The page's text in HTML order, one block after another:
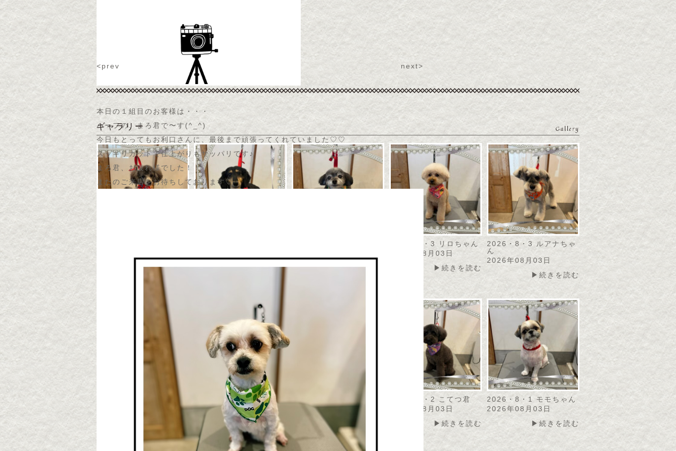
本日の１組目のお客様は・・・
ハーフの、まろ君で〜す(^_^)
今日もとってもお利口さんに、最後まで頑張ってくれていました♡♡
スッキリカットで仕上がりもサッパリです♪
まろ君、お疲れ様でした！！
またのご来店をお待ちしております♡
<prev next>
ギャラリー Gallery
▶続きを読む
2026年08月04日
▶続きを読む
2026・8・3 リロちゃん
2026年08月03日
▶続きを読む
2026・8・3 ルアナちゃ
ん
2026年08月03日
▶続きを読む
2026・8・3 メルちゃん
2026年08月03日
▶続きを読む
2026年08月03日
▶続きを読む
2026・8・2 こてつ君
2026年08月03日
▶続きを読む
2026・8・1 モモちゃん
2026年08月03日
▶続きを読む